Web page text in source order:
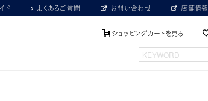
ド よくあるご質問 お問い合わせ 店舗情報
ショッピングカートを見る